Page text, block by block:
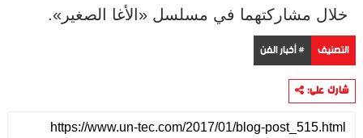
خلال مشاركتهما في مسلسل «الأغا الصغير».
التصنيف # أخبار الفن
شارك على: